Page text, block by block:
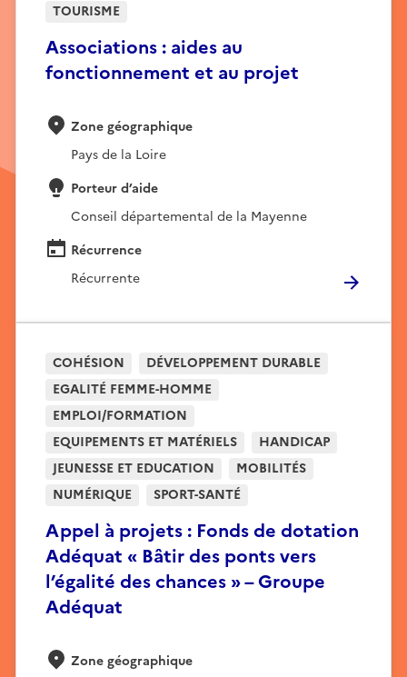
Associations : aides au
fonctionnement et au projet
TOURISME
Zone géographique
Pays de la Loire
Porteur d’aide
Conseil départemental de la Mayenne
Récurrence
Récurrente
Appel à projets : Fonds de dotation
Adéquat « Bâtir des ponts vers
l’égalité des chances » – Groupe
Adéquat
COHÉSION
DÉVELOPPEMENT DURABLE
EGALITÉ FEMME-HOMME
EMPLOI/FORMATION
EQUIPEMENTS ET MATÉRIELS
HANDICAP
JEUNESSE ET EDUCATION
MOBILITÉS
NUMÉRIQUE
SPORT-SANTÉ
Zone géographique